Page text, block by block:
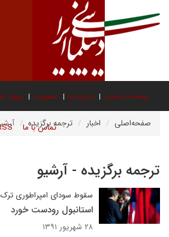
صفحه نخست درباره ما عضویت پیوند
تماس با ما صفحه‌اصلی اخبار ترجمه برگزیده
ترجمه برگزیده - آرشیو
سقوط سودای امپراطوری
استانبول رودست خورد
۲۸ شهریور ۱۳۹۱